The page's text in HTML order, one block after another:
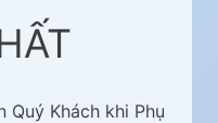
Khách khi Phụ